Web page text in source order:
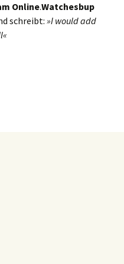
Online.Watchesbup
schreibt: »I would add